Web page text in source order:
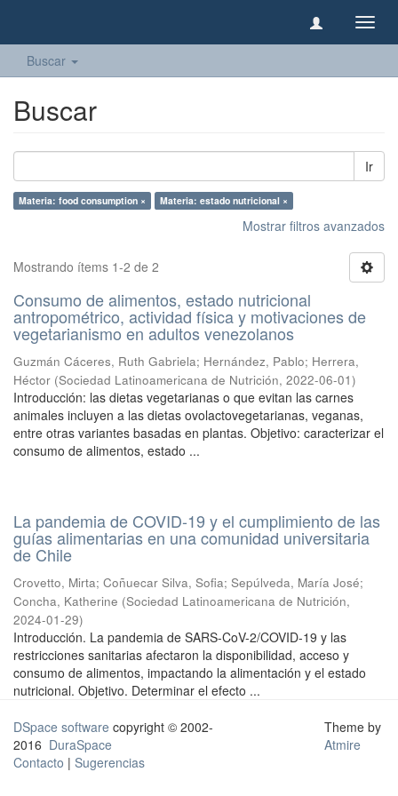
Buscar
Buscar
Ir
Materia: food consumption × Materia: estado nutricional ×
Mostrar filtros avanzados
Mostrando ítems 1-2 de 2
Consumo de alimentos, estado nutricional
antropométrico, actividad física y motivaciones de
vegetarianismo en adultos venezolanos
Guzmán Cáceres, Ruth Gabriela; Hernández, Pablo; Herrera,
Héctor (Sociedad Latinoamericana de Nutrición, 2022-06-01)
Introducción: las dietas vegetarianas o que evitan las carnes
animales incluyen a las dietas ovolactovegetarianas, veganas,
entre otras variantes basadas en plantas. Objetivo: caracterizar el
consumo de alimentos, estado ...
La pandemia de COVID-19 y el cumplimiento de las
guías alimentarias en una comunidad universitaria
de Chile
Crovetto, Mirta; Coñuecar Silva, Sofia; Sepúlveda, María José;
Concha, Katherine (Sociedad Latinoamericana de Nutrición,
2024-01-29)
Introducción. La pandemia de SARS-CoV-2/COVID-19 y las
restricciones sanitarias afectaron la disponibilidad, acceso y
consumo de alimentos, impactando la alimentación y el estado
nutricional. Objetivo. Determinar el efecto ...
DSpace software copyright © 2002-
2016 DuraSpace
Contacto | Sugerencias
Theme by
Atmire